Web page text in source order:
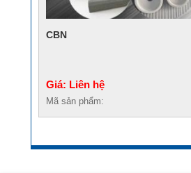
CBN
Giá: Liên hệ
Mã sản phẩm: